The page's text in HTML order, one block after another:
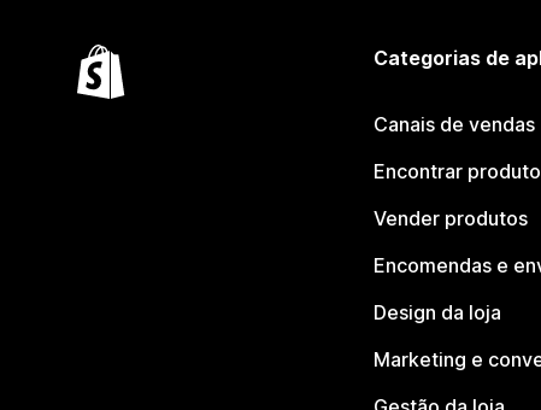
Categorias de
Canais de vendas
Encontrar
Vender produtos
Encomendas e
Design da loja
Marketing e